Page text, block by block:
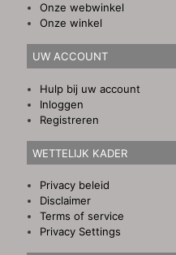
Onze webwinkel
Onze winkel
UW ACCOUNT
Hulp bij uw account
Inloggen
Registreren
WETTELIJK KADER
Privacy beleid
Disclaimer
Terms of service
Privacy Settings